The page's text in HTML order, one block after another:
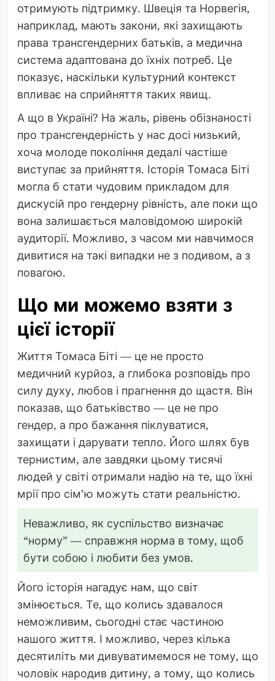
отримують підтримку. Швеція та Норвегія,
наприклад, мають закони, які захищають
права трансгендерних батьків, а медична
система адаптована до їхніх потреб. Це
показує, наскільки культурний контекст
впливає на сприйняття таких явищ.
А що в Україні? На жаль, рівень обізнаності
про трансгендерність у нас досі низький,
хоча молоде покоління дедалі частіше
виступає за прийняття. Історія Томаса Біті
могла б стати чудовим прикладом для
дискусій про гендерну рівність, але поки що
вона залишається маловідомою широкій
аудиторії. Можливо, з часом ми навчимося
дивитися на такі випадки не з подивом, а з
повагою.
Що ми можемо взяти з
цієї історії
Життя Томаса Біті — це не просто
медичний курйоз, а глибока розповідь про
силу духу, любов і прагнення до щастя. Він
показав, що батьківство — це не про
гендер, а про бажання піклуватися,
захищати і дарувати тепло. Його шлях був
тернистим, але завдяки цьому тисячі
людей у світі отримали надію на те, що їхні
мрії про сім’ю можуть стати реальністю.
Неважливо, як суспільство визначає
“норму” — справжня норма в тому, щоб
бути собою і любити без умов.
Його історія нагадує нам, що світ
змінюється. Те, що колись здавалося
неможливим, сьогодні стає частиною
нашого життя. І можливо, через кілька
десятиліть ми дивуватимемося не тому, що
чоловік народив дитину, а тому, що колись